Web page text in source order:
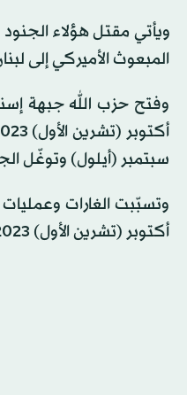
ويأتي مقتل هؤلاء
المبعوث الأميركي إلى
سبتمبر (أيلول) وتوغّل
أكتوبر (تشرين الأول) 2023، غالبيتهم منذ بدأت حملة القصف الإسرائيلية العنيفة في 23 سبتمبر (أيلول).